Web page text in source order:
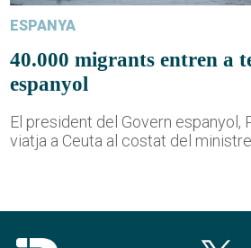
ESPANYA
40.000 migrants entren a
espanyol
El president del Govern espanyol,
viatja a Ceuta al costat del